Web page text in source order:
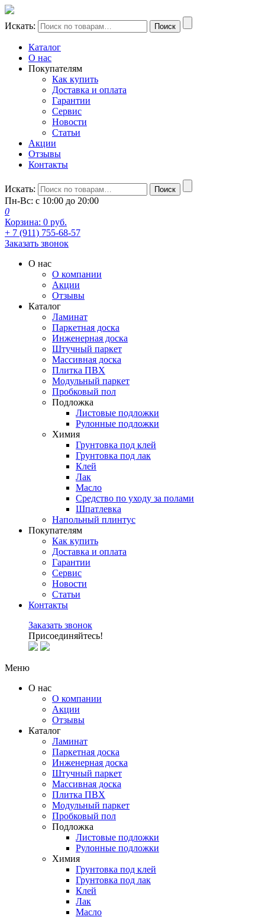
Искать: Поиск
Каталог
О нас
Покупателям
Как купить
Доставка и оплата
Гарантии
Сервис
Новости
Статьи
Акции
Отзывы
Контакты
Искать: Поиск
Пн-Вс: с 10:00 до 20:00
0
Корзина: 0 руб.
+ 7 (911) 755-68-57
Заказать звонок
О нас
О компании
Акции
Отзывы
Каталог
Ламинат
Паркетная доска
Инженерная доска
Штучный паркет
Массивная доска
Плитка ПВХ
Модульный паркет
Пробковый пол
Подложка
Листовые подложки
Рулонные подложки
Химия
Грунтовка под клей
Грунтовка под лак
Клей
Лак
Масло
Средство по уходу за полами
Шпатлевка
Напольный плинтус
Покупателям
Как купить
Доставка и оплата
Гарантии
Сервис
Новости
Статьи
Контакты
Заказать звонок
Присоединяйтесь!
Меню
О нас
О компании
Акции
Отзывы
Каталог
Ламинат
Паркетная доска
Инженерная доска
Штучный паркет
Массивная доска
Плитка ПВХ
Модульный паркет
Пробковый пол
Подложка
Листовые подложки
Рулонные подложки
Химия
Грунтовка под клей
Грунтовка под лак
Клей
Лак
Масло